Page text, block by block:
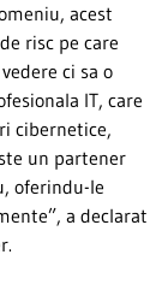
acest
risc pe care
ci sa o
IT, care
cibernetice,
un partener
oferindu-le
a declarat